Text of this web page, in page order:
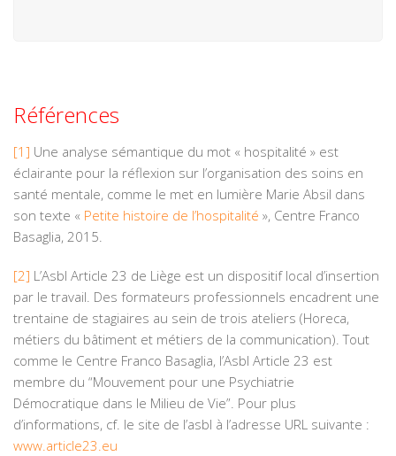
Références
[1] Une analyse sémantique du mot « hospitalité » est
éclairante pour la réflexion sur l’organisation des soins en
santé mentale, comme le met en lumière Marie Absil dans
son texte « Petite histoire de l’hospitalité », Centre Franco
Basaglia, 2015.
[2] L’Asbl Article 23 de Liège est un dispositif local d’insertion
par le travail. Des formateurs professionnels encadrent une
trentaine de stagiaires au sein de trois ateliers (Horeca,
métiers du bâtiment et métiers de la communication). Tout
comme le Centre Franco Basaglia, l’Asbl Article 23 est
membre du “Mouvement pour une Psychiatrie
Démocratique dans le Milieu de Vie”. Pour plus
d’informations, cf. le site de l’asbl à l’adresse URL suivante :
www.article23.eu